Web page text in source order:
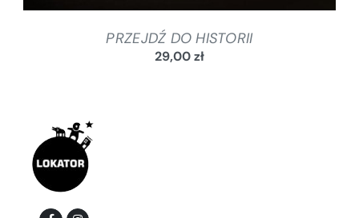
PRZEJDŹ DO HISTORII
29,00zł